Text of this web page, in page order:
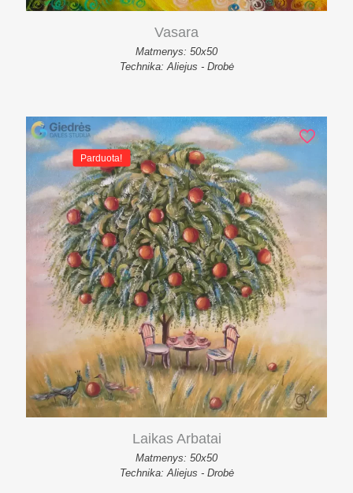
Vasara
Matmenys: 50x50
Technika: Aliejus - Drobė
Parduota!
Laikas Arbatai
Matmenys: 50x50
Technika: Aliejus - Drobė